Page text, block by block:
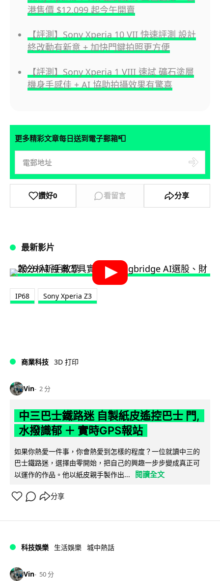
港售價 $12,099 起今午開賣
【評測】Sony Xperia 10 VII 快速評測 設計
終改動有新意 + 加快門鍵拍照更方便
【評測】Sony Xperia 1 VIII 速試 礦石塗層
機身手感佳 + AI 協助拍攝效果有驚喜
更多精彩文章每日送到電子郵箱📮
讚好0 看留言 分享
最新影片
IP68 Sony Xperia Z3
商業科技 3D 打印
Vin 2 分
中三巴士鐵路迷 自製紙皮遙控巴士 門,
水撥識郁 ＋ 實時GPS報站
如果你熱愛一件事，你會熱愛到怎樣的程度？一位就讀中三的
巴士鐵路迷，選擇由零開始，把自己的興趣一步步變成真正可
以運作的作品。他以紙皮親手製作出...
閱讀全文
分享
科技娛樂 生活娛樂 城中熱話
Vin 50 分